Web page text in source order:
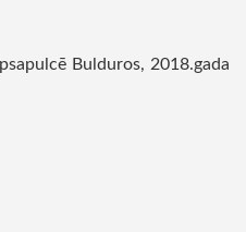
Bulduros, 2018.gada